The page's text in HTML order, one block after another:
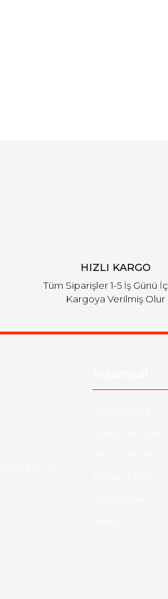
HIZLI KARGO
Tüm Siparişler 1-5 İş Günü
Kargoya Verilmiş Olur